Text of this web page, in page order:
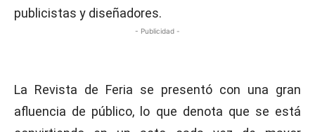
publicistas y diseñadores.
- Publicidad -
La Revista de Feria se presentó con una gran
afluencia de público, lo que denota que se está